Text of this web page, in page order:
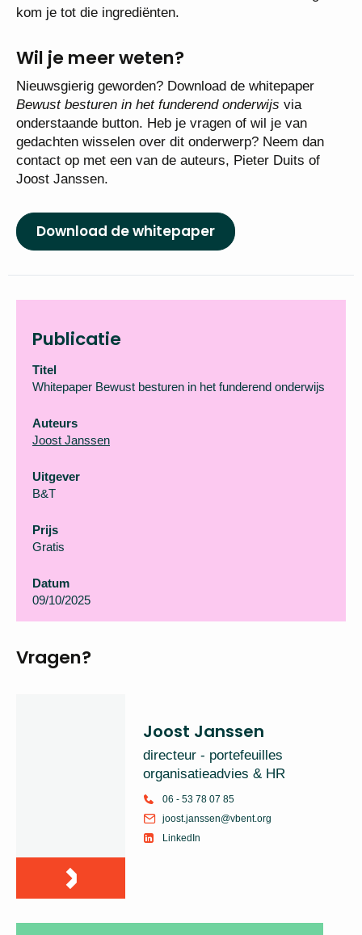
kom je tot die ingrediënten.
Wil je meer weten?
Nieuwsgierig geworden? Download de whitepaper
Bewust besturen in het funderend onderwijs via
onderstaande button. Heb je vragen of wil je van
gedachten wisselen over dit onderwerp? Neem dan
contact op met een van de auteurs, Pieter Duits of
Joost Janssen.
Download de whitepaper
Publicatie
Titel
Whitepaper Bewust besturen in het funderend onderwijs
Auteurs
Joost Janssen
Uitgever
B&T
Prijs
Gratis
Datum
09/10/2025
Vragen?
Joost Janssen
directeur - portefeuilles
organisatieadvies & HR
06 - 53 78 07 85
joost.janssen@vbent.org
LinkedIn